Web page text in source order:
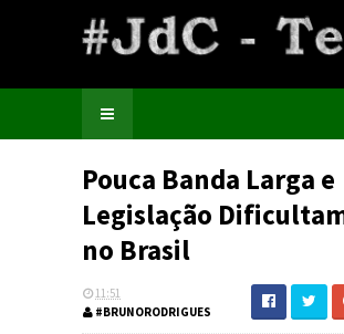
Pouca Banda Larga e
Legislação
no Brasil
11:51
#BRUNORODRIGUES